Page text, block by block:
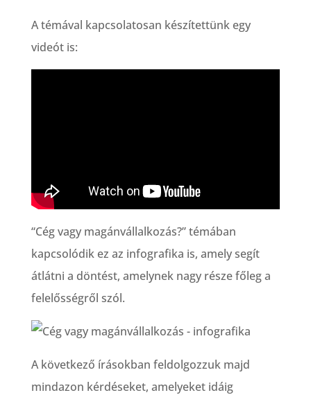
A témával kapcsolatosan készítettünk egy
videót is:
“Cég vagy magánvállalkozás?” témában
kapcsolódik ez az infografika is, amely segít
átlátni a döntést, amelynek nagy része főleg a
felelősségről szól.
A következő írásokban feldolgozzuk majd
mindazon kérdéseket, amelyeket idáig